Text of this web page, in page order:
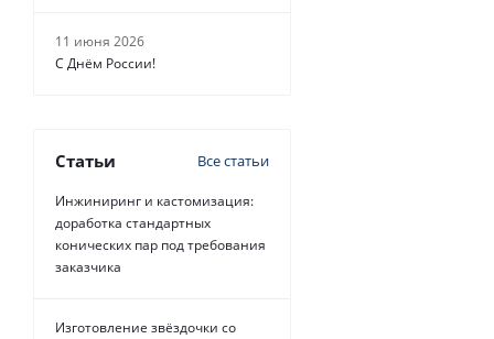
11 июня 2026
С Днём России!
Статьи Все статьи
Инжиниринг и кастомизация:
доработка стандартных
конических пар под требования
заказчика
Изготовление звёздочки со